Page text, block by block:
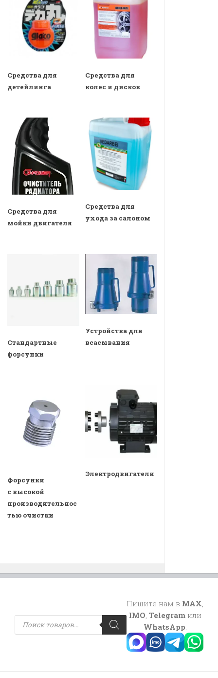
Средства для
детейлинга
Средства для
колес и дисков
Средства для
мойки двигателя
Средства для
ухода за салоном
Стандартные
форсунки
Устройства для
всасывания
Форсунки
с высокой
производительнос
тью очистки
Электродвигатели
Поиск
товаров
Пишите нам в MAX
IMO Telegramили
WhatsApp: